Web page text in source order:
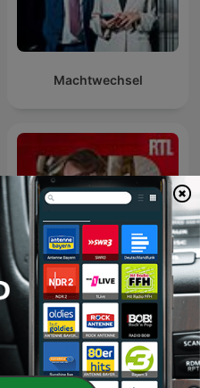
Machtwechsel
Entrez dans l'Histoire